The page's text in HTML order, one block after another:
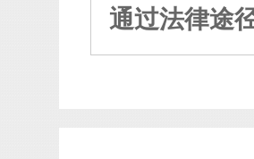
通过法律途